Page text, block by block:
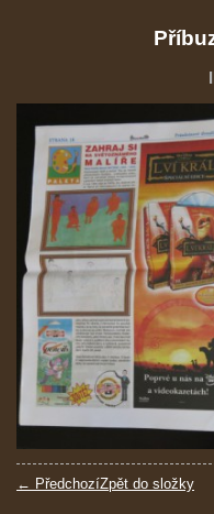
← PředchozíZpět do složky